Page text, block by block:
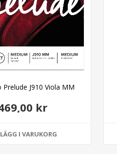
Prelude J910 Viola MM
kr
LÄGG I VARUKORG